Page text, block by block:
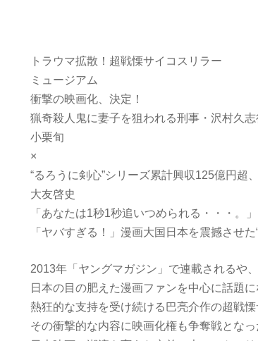
トラウマ拡散！超戦慄サイコスリラー
ミュージアム
衝撃の映画化、決定！
猟奇殺人鬼に妻子を狙われる刑事・沢村久志
小栗旬
×
“るろうに剣心”シリーズ累計興収125億円超
大友啓史
「あなたは1秒1秒追いつめられる・・・。」
「ヤバすぎる！」漫画大国日本を震撼させた
2013年「ヤングマガジン」で連載されるや
日本の目の肥えた漫画ファンを中心に話題
熱狂的な支持を受け続ける巴亮介作の超戦
その衝撃的な内容に映画化権も争奪戦となっ